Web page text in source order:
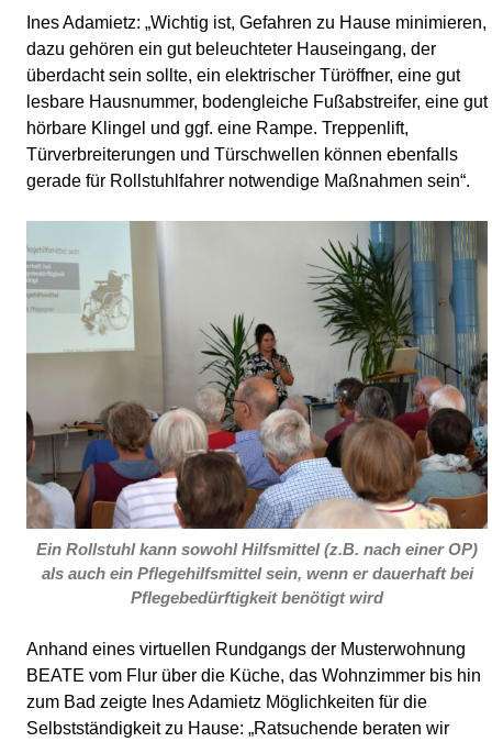
Ines Adamietz: „Wichtig ist, Gefahren zu Hause minimieren,
dazu gehören ein gut beleuchteter Hauseingang, der
überdacht sein sollte, ein elektrischer Türöffner, eine gut
lesbare Hausnummer, bodengleiche Fußabstreifer, eine gut
hörbare Klingel und ggf. eine Rampe. Treppenlift,
Türverbreiterungen und Türschwellen können ebenfalls
gerade für Rollstuhlfahrer notwendige Maßnahmen sein“.
Ein Rollstuhl kann sowohl Hilfsmittel (z.B. nach einer OP)
als auch ein Pflegehilfsmittel sein, wenn er dauerhaft bei
Pflegebedürftigkeit benötigt wird
Anhand eines virtuellen Rundgangs der Musterwohnung
BEATE vom Flur über die Küche, das Wohnzimmer bis hin
zum Bad zeigte Ines Adamietz Möglichkeiten für die
Selbstständigkeit zu Hause: „Ratsuchende beraten wir